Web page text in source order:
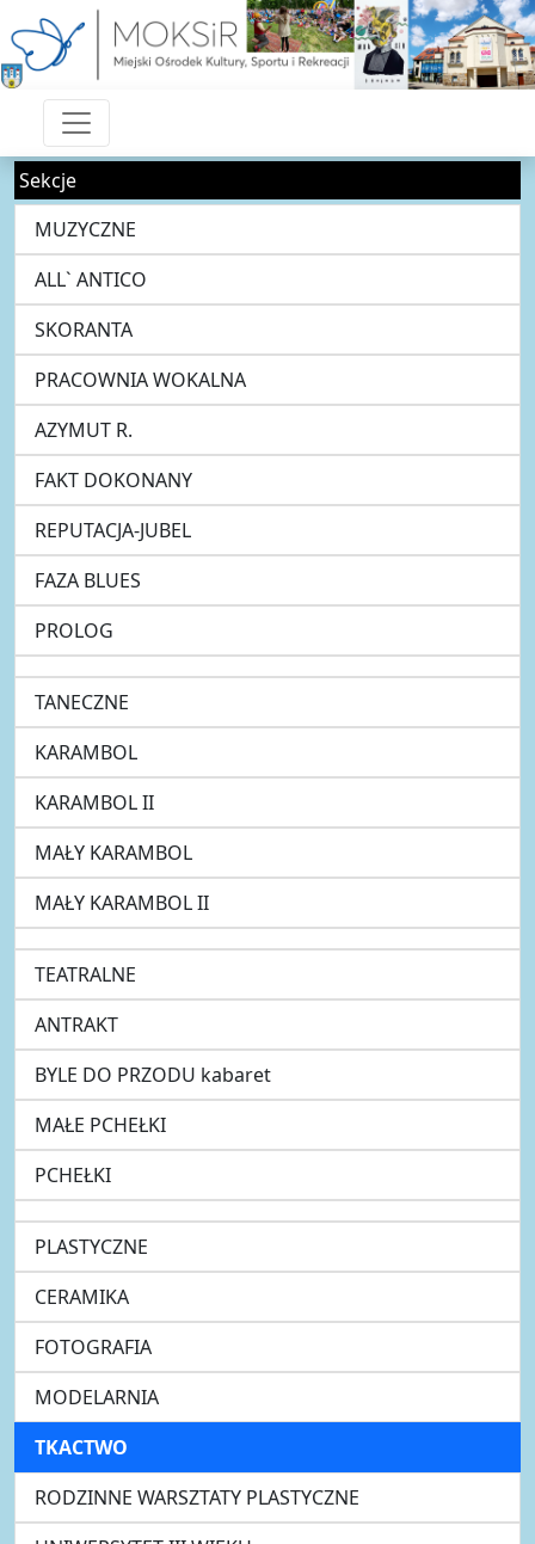
Sekcje
MUZYCZNE
ALL` ANTICO
SKORANTA
PRACOWNIA WOKALNA
AZYMUT R.
FAKT DOKONANY
REPUTACJA-JUBEL
FAZA BLUES
PROLOG
TANECZNE
KARAMBOL
KARAMBOL II
MAŁY KARAMBOL
MAŁY KARAMBOL II
TEATRALNE
ANTRAKT
BYLE DO PRZODU kabaret
MAŁE PCHEŁKI
PCHEŁKI
PLASTYCZNE
CERAMIKA
FOTOGRAFIA
MODELARNIA
TKACTWO
RODZINNE WARSZTATY PLASTYCZNE